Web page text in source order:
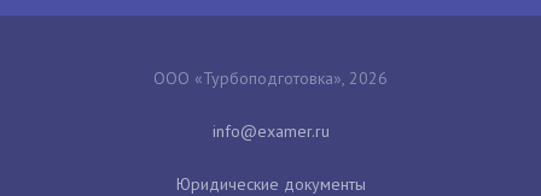
ООО «Турбоподготовка», 2026
Юридические документы